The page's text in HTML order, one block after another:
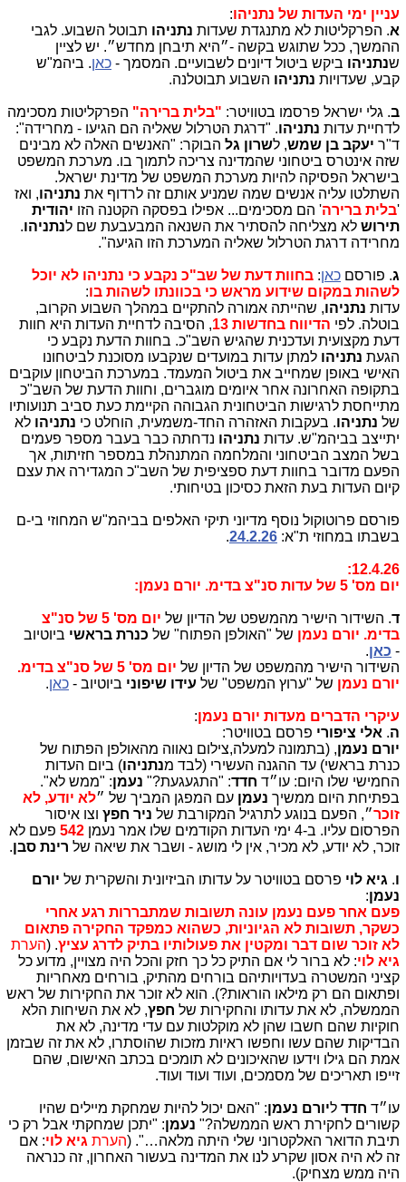
עניין ימי העדות של נתניהו:
א. הפרקליטות לא מתנגדת שעדות נתניהו תבוטל השבוע. לגבי
ההמשך, ככל שתוגש בקשה -״היא תיבחן מחדש״. יש לציין
שנתניהו ביקש ביטול דיונים לשבועיים. המסמך - כאן. ביהמ"ש
קבע, שעדויות נתניהו השבוע תבוטלנה.
ב. גלי ישראל פרסמו בטוויטר: "בלית ברירה" הפרקליטות מסכימה
לדחיית עדות נתניהו. "דרגת הטרלול שאליה הם הגיעו - מחרידה":
ד"ר יעקב בן שמש, לשרון גל הבוקר: "האנשים האלה לא מבינים
שזה אינטרס ביטחוני שהמדינה צריכה לתמוך בו. מערכת המשפט
בישראל הפסיקה להיות מערכת המשפט של מדינת ישראל.
השתלטו עליה אנשים שמה שמניע אותם זה לרדוף את נתניהו, ואז
'בלית ברירה' הם מסכימים... אפילו בפסקה הקטנה הזו יהודית
תירוש לא מצליחה להסתיר את השנאה המבעבעת שם לנתניהו.
מחרידה דרגת הטרלול שאליה המערכת הזו הגיעה".
ג. פורסם כאן: בחוות דעת של שב"כ נקבע כי נתניהו לא יוכל
לשהות במקום שידוע מראש כי בכוונתו לשהות בו:
עדות נתניהו, שהייתה אמורה להתקיים במהלך השבוע הקרוב,
בוטלה. לפי הדיווח בחדשות 13
, הסיבה לדחיית העדות היא חוות
דעת מקצועית ועדכנית שהגיש השב"כ. בחוות הדעת נקבע כי
הגעת נתניהו למתן עדות במועדים שנקבעו מסוכנת לביטחונו
האישי באופן שמחייב את ביטול המעמד. במערכת הביטחון עוקבים
בתקופה האחרונה אחר איומים מוגברים, וחוות הדעת של השב"כ
מתייחסת לרגישות הביטחונית הגבוהה הקיימת כעת סביב תנועותיו
של נתניהו. בעקבות האזהרה החד-משמעית, הוחלט כי נתניהו לא
יתייצב בביהמ"ש. עדות נתניהו נדחתה כבר בעבר מספר פעמים
בשל המצב הביטחוני והמלחמה המתנהלת במספר חזיתות, אך
הפעם מדובר בחוות דעת ספציפית של השב"כ המגדירה את עצם
קיום העדות בעת הזאת כסיכון בטיחותי.
פורסם פרוטוקול נוסף מדיוני תיקי האלפים בביהמ"ש המחוזי בי-ם
בשבתו במחוזי ת"א: 24.2.26
.
12.4.26:
יום מס' 5 של עדות סנ"צ בדימ. יורם נעמן:
ד. השידור הישיר מהמשפט של הדיון של
יום מס' 5 של סנ"צ
בדימ. יורם נעמן של "האולפן הפתוח" של כנרת בראשי ביוטיוב
- כאן.
השידור הישיר מהמשפט של הדיון של
יום מס' 5 של סנ"צ בדימ.
יורם נעמן של "ערוץ המשפט" של עידו שיפוני ביוטיוב - כאן.
עיקרי הדברים מעדות יורם נעמן:
ה. אלי ציפורי פרסם בטוויטר:
יורם נעמן, (בתמונה למעלה,צילום נאווה מהאולפן הפתוח של
כנרת בראשי) עד ההגנה העשירי (לבד מנתניהו) ביום העדות
החמישי שלו היום: עו״ד חדד: "התגעגעת?" נעמן: "ממש לא".
בפתיחת היום ממשיך נעמן עם המפגן המביך של ״לא יודע, לא
זוכר״, הפעם בנוגע לתרגיל המקורבת של ניר חפץ וצו איסור
הפרסום עליו. ב-4 ימי העדות הקודמים שלו אמר נעמן
542 פעם לא
זוכר, לא יודע, לא מכיר, אין לי מושג - ושבר את שיאה של רינת סבן.
ו. גיא לוי פרסם בטוויטר על עדותו הביזיונית והשקרית של יורם
נעמן:
פעם אחר פעם נעמן עונה תשובות שמתבררות רגע אחרי
כשקר, תשובות לא הגיוניות, כשהוא כמפקד החקירה פתאום
לא זוכר שום דבר ומקטין את פעולותיו בתיק לדרג עציץ. (הערת
גיא לוי: לא ברור לי אם התיק כל כך חזק והכל היה מצויין, מדוע כל
קציני המשטרה בעדויותיהם בורחים מהתיק, בורחים מאחריות
ופתאום הם רק מילאו הוראות?). הוא לא זוכר את החקירות של ראש
הממשלה, לא את עדותו והחקירות של חפץ, לא את השיחות הלא
חוקיות שהם חשבו שהן לא מוקלטות עם עדי מדינה, לא את
הבדיקות שהם עשו וחפשו ראיות מזכות שהוסתרו, לא את זה שבזמן
אמת הם גילו וידעו שהאיכונים לא תומכים בכתב האישום, שהם
זייפו תאריכים של מסמכים, ועוד ועוד ועוד.
עו״ד חדד ליורם נעמן: "האם יכול להיות שמחקת מיילים שהיו
קשורים לחקירת ראש הממשלה?" נעמן: "יתכן שמחקתי אבל רק כי
תיבת הדואר האלקטרוני שלי היתה מלאה…". (הערת גיא לוי: אם
זה לא היה אסון שקרע לנו את המדינה בעשור האחרון, זה כנראה
היה ממש מצחיק).